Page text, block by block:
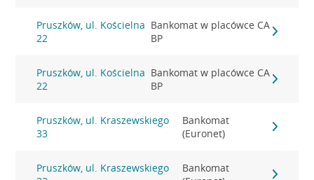
Pruszków, ul. Kościelna
22
Bankomat w placówce CA
BP
Pruszków, ul. Kościelna
22
Bankomat w placówce CA
BP
Pruszków, ul. Kraszewskiego
33
Bankomat
(Euronet)
Pruszków, ul. Kraszewskiego
Bankomat